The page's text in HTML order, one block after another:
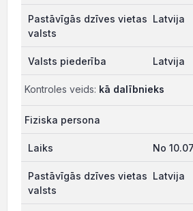
Latvija
Latvija
Kontroles veids: kā dalībnieks
Fiziska persona
No
Latvija